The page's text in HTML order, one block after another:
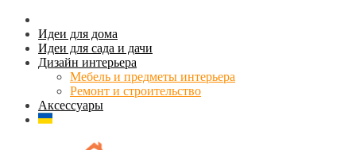
Идеи для дома
Идеи для сада и дачи
Дизайн интерьера
Мебель и предметы интерьера
Ремонт и строительство
Аксессуары